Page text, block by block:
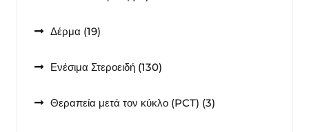
Δέρμα 1919
Ενέσιμα Στεροειδή 130130
Θεραπεία μετά τον κύκλο (PCT) 33